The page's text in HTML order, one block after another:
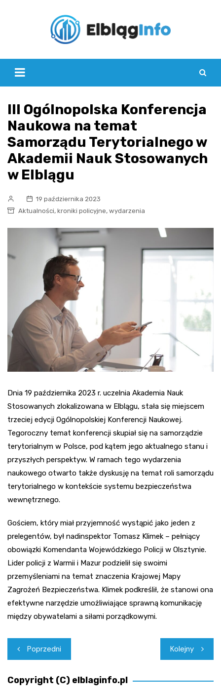
III Ogólnopolska Konferencja
Naukowa na temat
Samorządu Terytorialnego w
Akademii Nauk Stosowanych
w Elblągu
19 października 2023
Aktualności, kroniki policyjne, wydarzenia
Dnia 19 października 2023 r. uczelnia Akademia Nauk
Stosowanych zlokalizowana w Elblągu, stała się miejscem
trzeciej edycji Ogólnopolskiej Konferencji Naukowej.
Tegoroczny temat konferencji skupiał się na samorządzie
terytorialnym w Polsce, pod kątem jego aktualnego stanu i
przyszłych perspektyw. W ramach tego wydarzenia
naukowego otwarto także dyskusję na temat roli samorządu
terytorialnego w kontekście systemu bezpieczeństwa
wewnętrznego.
Gościem, który miał przyjemność wystąpić jako jeden z
prelegentów, był nadinspektor Tomasz Klimek – pełniący
obowiązki Komendanta Wojewódzkiego Policji w Olsztynie.
Lider policji z Warmii i Mazur podzielił się swoimi
przemyśleniami na temat znaczenia Krajowej Mapy
Zagrożeń Bezpieczeństwa. Klimek podkreślił, że stanowi ona
efektywne narzędzie umożliwiające sprawną komunikację
między obywatelami a siłami porządkowymi.
Nawigacja
wpisu
Poprzedni Kolejny
Copyright (C) elblaginfo.pl